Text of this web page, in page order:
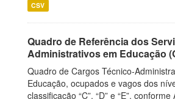
CSV
Quadro de Referência dos
Administrativos em Educação
Quadro de Cargos Técnico-
Educação, ocupados e vagos dos
classificação “C”, “D” e “E”,